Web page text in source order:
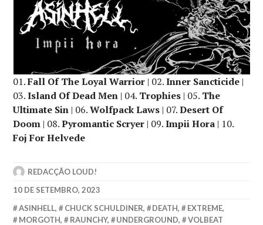
01.Fall Of The Loyal Warrior | 02.Inner Sancticide |
03.Island Of Dead Men | 04. Trophies | 05. The
Ultimate Sin | 06.Wolfpack Laws | 07.Desert Of
Doom | 08.Pyromantic Scryer | 09.Impii Hora | 10.
Foj For Helvede
REDACÇÃO LOUD!
10 DE SETEMBRO, 2023
ASINHELL, CHUCK SCHULDINER, DEATH, EXTREME,
MORGOTH, RAUNCHY, UNDERGROUND, VOLBEAT